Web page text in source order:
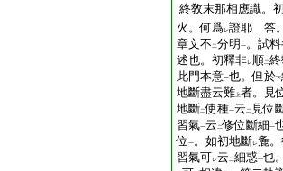
終敎末那相應識。
火。何爲レ證耶 答
章文不 二分明 一。試料
述也。初釋非レ順二
此門本意一也。但於下
地斷盡云難 上者。見
地斷二使種一云 二 見位
習氣一云 二修位斷細一
位 一。如初地斷レ麁
習氣可レ云 二細惑一也